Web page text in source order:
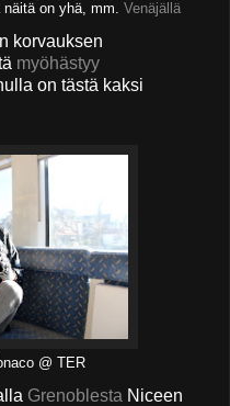
on yhä, mm. Venäjällä
korvauksen
myöhästyy
on tästä kaksi
@ TER
Grenoblesta Niceen